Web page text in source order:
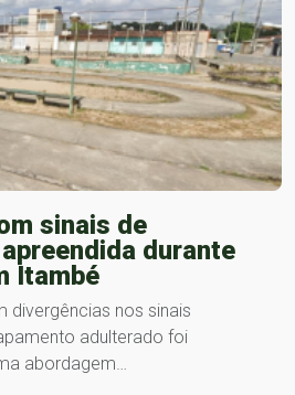
sinais de
durante
Itambé
nos sinais
adulterado foi
abordagem…